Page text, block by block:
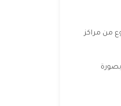
من مراكز